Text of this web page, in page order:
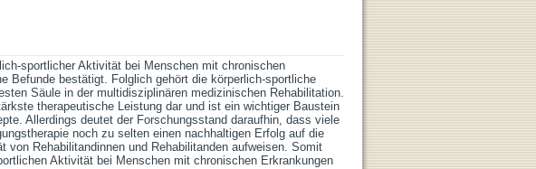
sportlicher Aktivität bei Menschen mit chronischen
Befunde bestätigt. Folglich gehört die körperlich-sportliche
Säule in der multidisziplinären medizinischen Rehabilitation.
therapeutische Leistung dar und ist ein wichtiger Baustein
Allerdings deutet der Forschungsstand daraufhin, dass viele
noch zu selten einen nachhaltigen Erfolg auf die
Rehabilitandinnen und Rehabilitanden aufweisen. Somit
Aktivität bei Menschen mit chronischen Erkrankungen